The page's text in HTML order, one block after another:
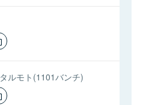
タルモト(1101バンチ)